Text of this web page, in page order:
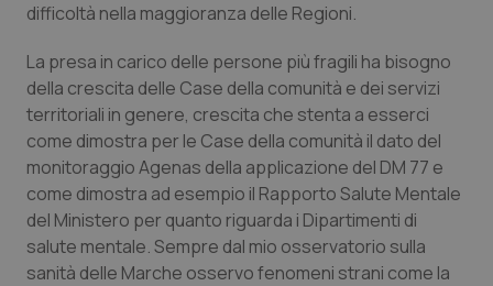
Toscana
Umbria
Valle D’Aosta
Veneto
Obesità
Oftalmologia
Oncodermatologia
Oncoematologia
Oncologia & Nutrizione
difficoltà nella maggioranza delle Regioni.
La presa in carico delle persone più fragili ha bisogno
della crescita delle Case della comunità e dei servizi
territoriali in genere, crescita che stenta a esserci
come dimostra per le Case della comunità il dato del
monitoraggio Agenas della applicazione del DM 77 e
come dimostra ad esempio il Rapporto Salute Mentale
del Ministero per quanto riguarda i Dipartimenti di
salute mentale. Sempre dal mio osservatorio sulla
sanità delle Marche osservo fenomeni strani come la